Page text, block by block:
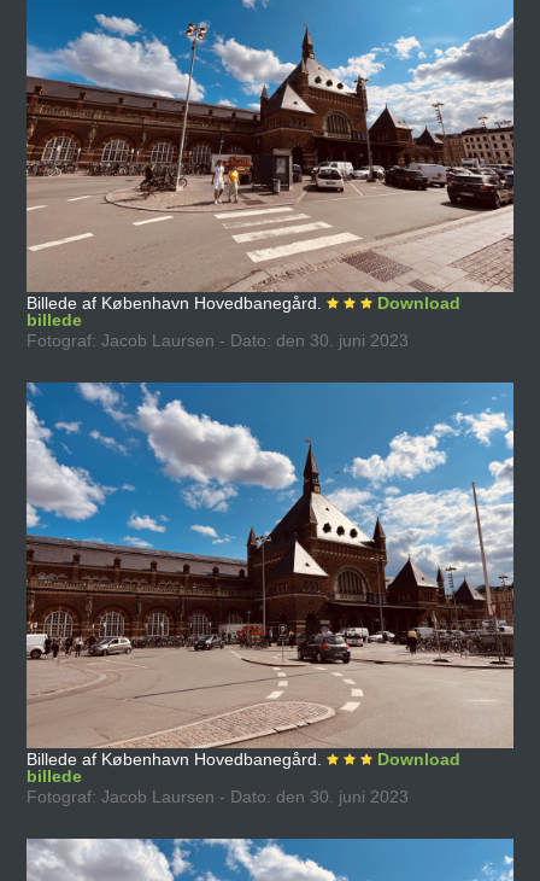
Billede af København Hovedbanegård.
Download
billede
Fotograf: Jacob Laursen - Dato: den 30. juni 2023
Billede af København Hovedbanegård.
Download
billede
Fotograf: Jacob Laursen - Dato: den 30. juni 2023